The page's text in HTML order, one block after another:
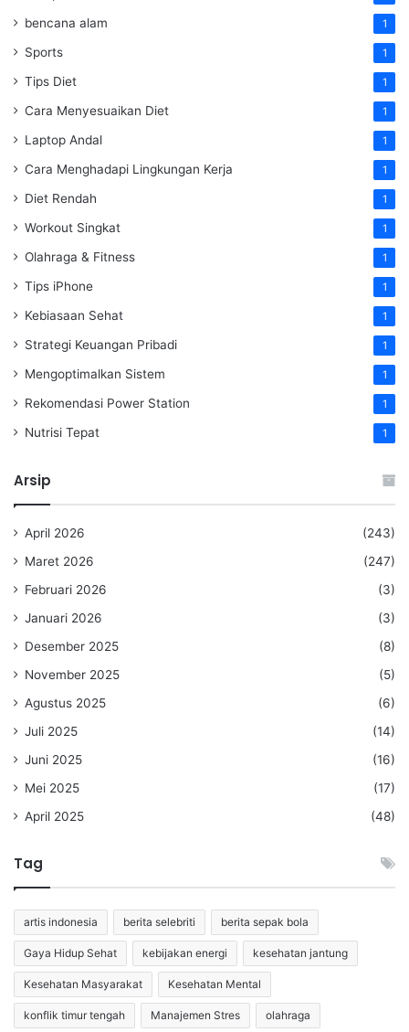
bencana alam 1
Sports 1
Tips Diet 1
Cara Menyesuaikan Diet 1
Laptop Andal 1
Cara Menghadapi Lingkungan Kerja 1
Diet Rendah 1
Workout Singkat 1
Olahraga & Fitness 1
Tips iPhone 1
Kebiasaan Sehat 1
Strategi Keuangan Pribadi 1
Mengoptimalkan Sistem 1
Rekomendasi Power Station 1
Nutrisi Tepat 1
Arsip
April 2026
(243)
Maret 2026
(247)
Februari 2026
(3)
Januari 2026
(3)
Desember 2025
(8)
November 2025
(5)
Agustus 2025
(6)
Juli 2025
(14)
Juni 2025
(16)
Mei 2025
(17)
April 2025
(48)
Tag
artis indonesia berita selebriti berita sepak bola
Gaya Hidup Sehat kebijakan energi kesehatan jantung
Kesehatan Masyarakat Kesehatan Mental
konflik timur tengah Manajemen Stres olahraga